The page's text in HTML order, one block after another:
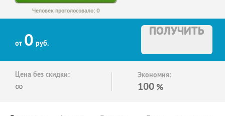
Человек проголосовало: 0
от 0 руб.
ПОЛУЧИТЬ
Цена без скидки:
∞
Экономия:
100 %